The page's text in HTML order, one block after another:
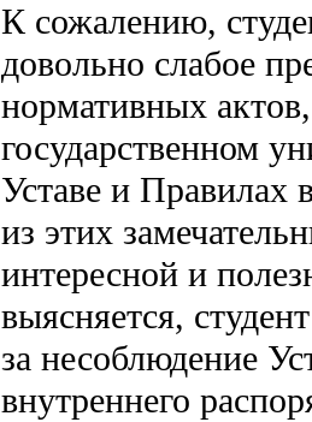
К сожалению,
довольно слабое
нормативных
государственном
Уставе и Правилах
из этих
интересной и
выясняется,
за несоблюдение
внутреннего